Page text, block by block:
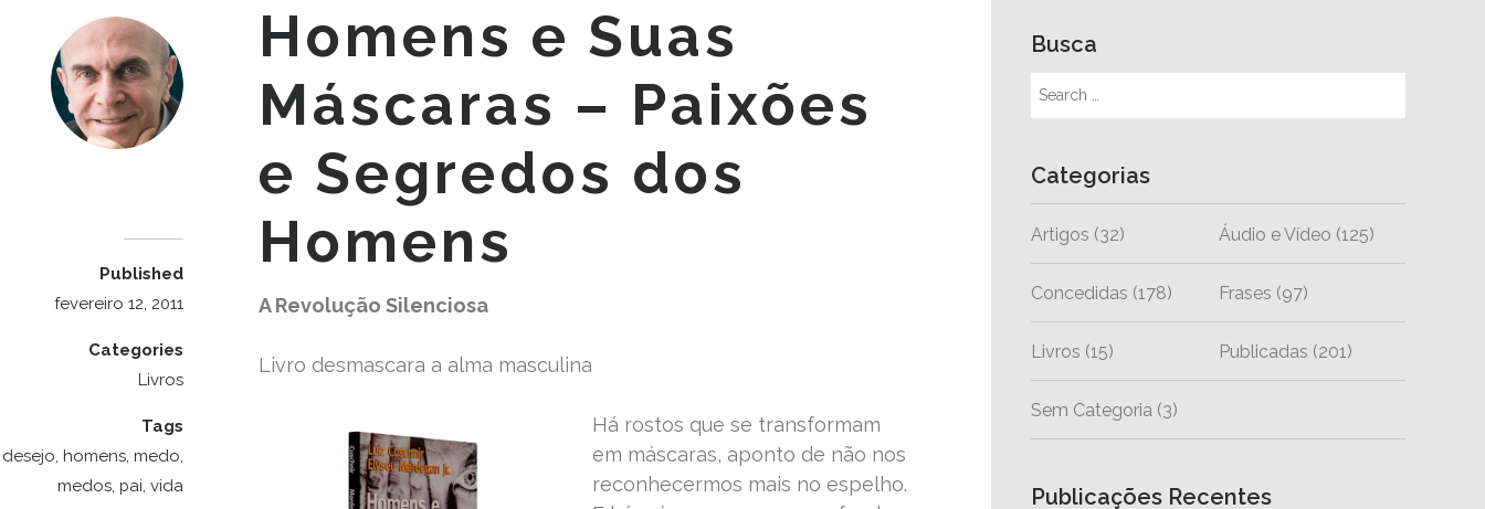
Homens e Suas
Máscaras – Paixões
e Segredos dos
Homens
A Revolução Silenciosa
Livro desmascara a alma masculina
Há rostos que se transformam
em máscaras, aponto de não nos
reconhecermos mais no espelho.
Published
fevereiro 12, 2011
Categories
Livros
Tags
desejo,homens,medo,
medos,pai,vida
Busca
Categorias
Artigos (32) Áudio e Vídeo (125)
Concedidas (178) Frases (97)
Livros (15) Publicadas (201)
Sem Categoria (3)
Publicações Recentes